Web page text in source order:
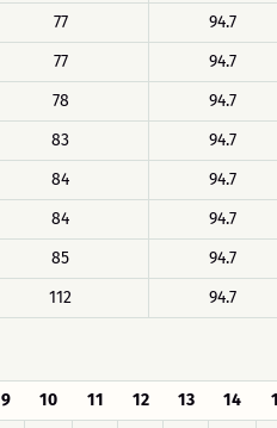
77 94.7
77 94.7
78 94.7
83 94.7
84 94.7
84 94.7
85 94.7
112 94.7
9 10 11 12 13 14